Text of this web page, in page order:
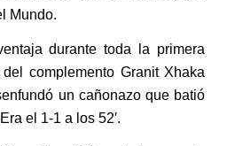
Mundo.
durante toda la primera
complemento Granit Xhaka
un cañonazo que batió
el 1-1 a los 52′.